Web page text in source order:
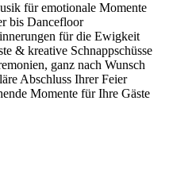
für emotionale Momente
bis Dancefloor
für die Ewigkeit
& kreative Schnappschüsse
ganz nach Wunsch
Abschluss Ihrer Feier
Momente für Ihre Gäste